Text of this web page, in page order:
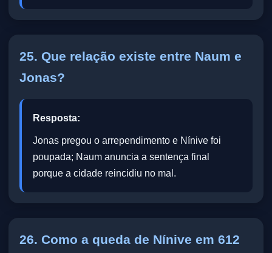
25. Que relação existe entre Naum e
Jonas?
Resposta:
Jonas pregou o arrependimento e Nínive foi
poupada; Naum anuncia a sentença final
porque a cidade reincidiu no mal.
26. Como a queda de Nínive em 612